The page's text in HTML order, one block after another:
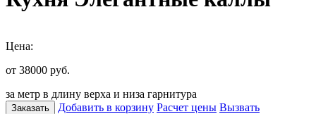
Цена:
от 38000 руб.
за метр в длину верха и низа гарнитура
Заказать Добавить в корзину Расчет цены Вызвать